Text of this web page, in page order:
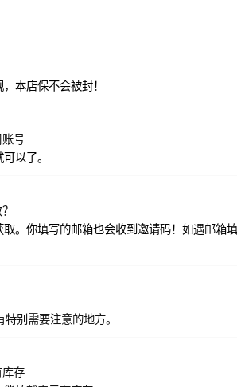
，本店保不会被封！
号
以了。
。你填写的邮箱也会收到邀请码！如遇邮箱
别需要注意的地方。
存